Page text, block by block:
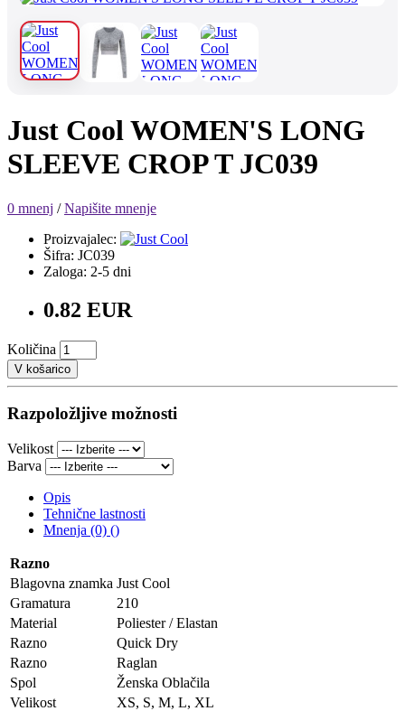
Just Cool WOMEN'S LONG
SLEEVE CROP T JC039
0 mnenj /Napišite mnenje
Proizvajalec:
Šifra: JC039
Zaloga: 2-5 dni
0.82 EUR
Količina
V košarico
Razpoložljive možnosti
Velikost
Barva
Opis
Tehnične lastnosti
Mnenja (0) ()
Razno
Blagovna znamka Just Cool
Gramatura
210
Material
Poliester / Elastan
Razno
Quick Dry
Razno
Raglan
Spol
Ženska Oblačila
Velikost
XS, S, M, L, XL